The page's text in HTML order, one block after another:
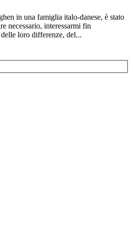
in una famiglia italo-danese, è stato
necessario, interessarmi fin
loro differenze, del...